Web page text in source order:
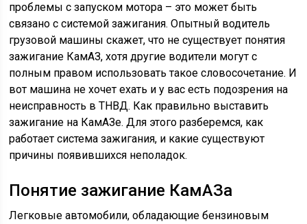
проблемы с запуском мотора – это может быть
связано с системой зажигания. Опытный водитель
грузовой машины скажет, что не существует понятия
зажигание КамАЗ, хотя другие водители могут с
полным правом использовать такое словосочетание. И
вот машина не хочет ехать и у вас есть подозрения на
неисправность в ТНВД. Как правильно выставить
зажигание на КамАЗе. Для этого разберемся, как
работает система зажигания, и какие существуют
причины появившихся неполадок.
Понятие зажигание КамАЗа
Легковые автомобили, обладающие бензиновым